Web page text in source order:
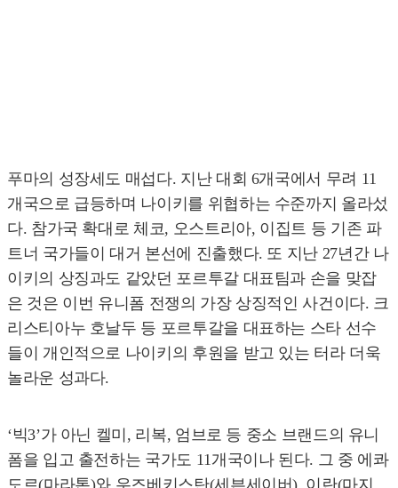
푸마의 성장세도 매섭다. 지난 대회 6개국에서 무려 11
개국으로 급등하며 나이키를 위협하는 수준까지 올라섰
다. 참가국 확대로 체코, 오스트리아, 이집트 등 기존 파
트너 국가들이 대거 본선에 진출했다. 또 지난 27년간 나
이키의 상징과도 같았던 포르투갈 대표팀과 손을 맞잡
은 것은 이번 유니폼 전쟁의 가장 상징적인 사건이다. 크
리스티아누 호날두 등 포르투갈을 대표하는 스타 선수
들이 개인적으로 나이키의 후원을 받고 있는 터라 더욱
놀라운 성과다.
‘빅3’가 아닌 켈미, 리복, 엄브로 등 중소 브랜드의 유니
폼을 입고 출전하는 국가도 11개국이나 된다. 그 중 에콰